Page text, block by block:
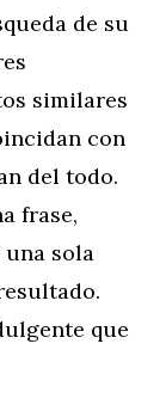
de su
similares
con
del todo.
frase,
sola
que